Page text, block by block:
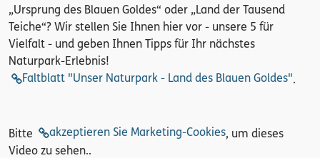
„Ursprung des Blauen Goldes“ oder „Land der Tausend
Teiche“? Wir stellen Sie Ihnen hier vor - unsere 5 für
Vielfalt - und geben Ihnen Tipps für Ihr nächstes
Naturpark-Erlebnis!
Faltblatt "Unser Naturpark - Land des Blauen Goldes".
Bitte akzeptieren Sie Marketing-Cookies, um dieses
Video zu sehen..